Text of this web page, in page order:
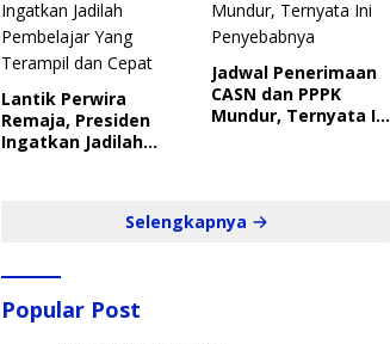
Lantik Perwira
Remaja, Presiden
Ingatkan Jadilah
Jadwal Penerimaan
CASN dan PPPK
Mundur, Ternyata Ini
Selengkapnya
Popular Post